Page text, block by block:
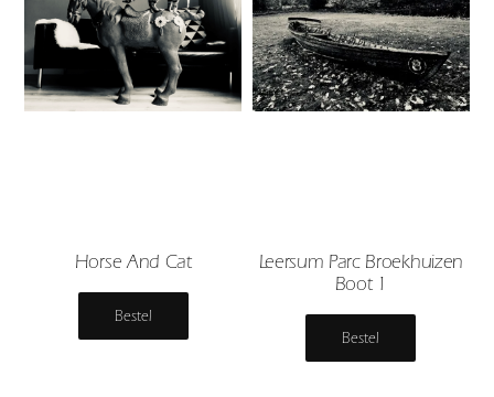
Horse And Cat
Bestel
Leersum Parc Broekhuizen
Boot 1
Bestel